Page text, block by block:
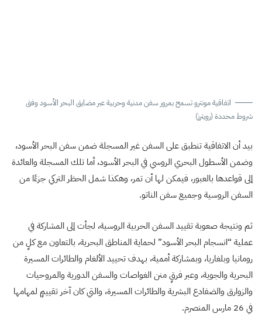
اتفاقية مونترو تسمح بمرور سفن مدنية وحربية عبر مضايق البحر الأسود وفق
شروط محددة (رويترز)
بيد أن الاتفاقية تنطبق على السفن غير المسجلة ضمن سفن البحر الأسود،
وضمن الأسطول البحري الروسي في البحر الأسود، أما تلك المسجلة والعائدة
إلى قواعدها بالعبور، فيمكن لها أن تمر، وهكذا شمل الحظر التركي جزءًا من
السفن الروسية وجميع سفن الناتو.
ثم ونتيجة صعوبة تقييد السفن الحربية الروسية، لجأت إلى المشاركة في
عملية “انسجام البحر الأسود” لحماية المناطق البحرية، بالتعاون مع كلٍ من
رومانيا وبلغاريا، وبمشاركة أممية، بهدف تحييد الألغام والطائرات المسيرة
البحرية والجوية، وعبر فرقٍ منن الغواصات والسفن الدورية والمروحيات
والزوارق والضفادع البشرية والطائرات المسيرة، والتي كان آخر تقييمٍ لمهامها
في 26 مارس المنصرم.